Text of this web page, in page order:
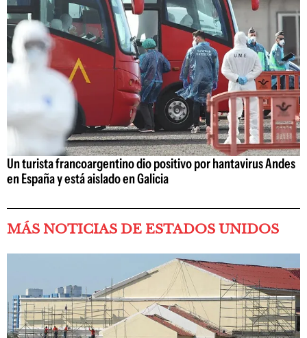
Un turista francoargentino dio positivo por hantavirus Andes
en España y está aislado en Galicia
MÁS NOTICIAS DE ESTADOS UNIDOS